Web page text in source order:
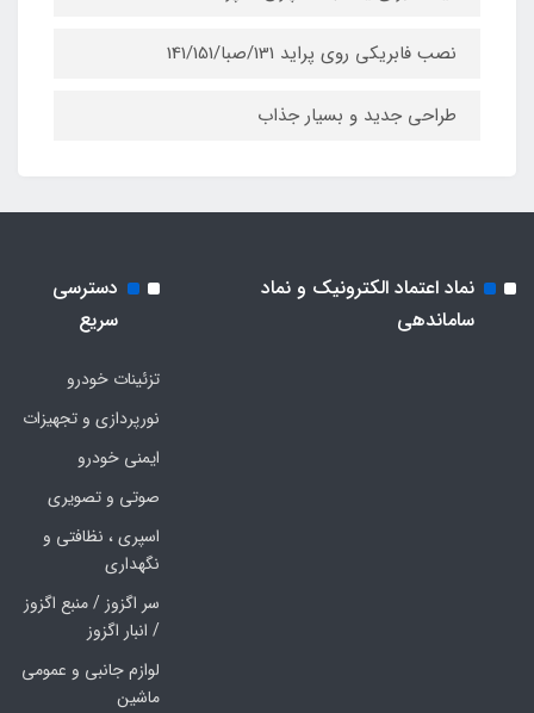
نصب فابریکی روی پراید 131/صبا/141/151
طراحی جدید و بسیار جذاب
نماد اعتماد الکترونیک و نماد
ساماندهی
دسترسی
سریع
تزئینات خودرو
نورپردازی و تجهیزات
ایمنی خودرو
صوتی و تصویری
اسپری ، نظافتی و
نگهداری
سر اگزوز / منبع اگزوز
/ انبار اگزوز
لوازم جانبی و عمومی
ماشین